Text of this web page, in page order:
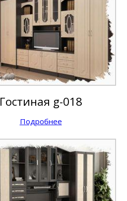
Гостиная g-018
Подробнее